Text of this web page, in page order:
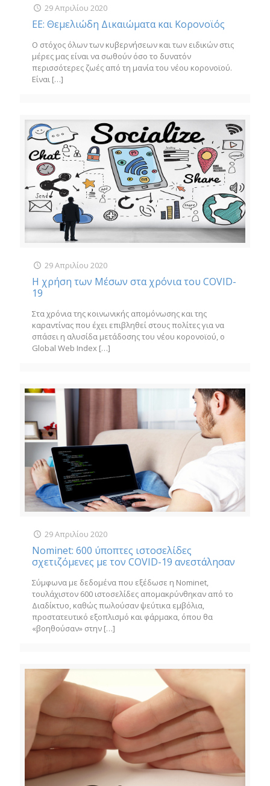
29 Απριλίου 2020
ΕΕ: Θεμελιώδη Δικαιώματα και Κορονοϊός
Ο στόχος όλων των κυβερνήσεων και των ειδικών στις
μέρες μας είναι να σωθούν όσο το δυνατόν
περισσότερες ζωές από τη μανία του νέου κορονοϊού.
Είναι […]
29 Απριλίου 2020
Η χρήση των Μέσων στα χρόνια του COVID-
19
Στα χρόνια της κοινωνικής απομόνωσης και της
καραντίνας που έχει επιβληθεί στους πολίτες για να
σπάσει η αλυσίδα μετάδοσης του νέου κορονοϊού, ο
Global Web Index […]
29 Απριλίου 2020
Nominet: 600 ύποπτες ιστοσελίδες
σχετιζόμενες με τον COVID-19 ανεστάλησαν
Σύμφωνα με δεδομένα που εξέδωσε η Nominet,
τουλάχιστον 600 ιστοσελίδες απομακρύνθηκαν από το
Διαδίκτυο, καθώς πωλούσαν ψεύτικα εμβόλια,
προστατευτικό εξοπλισμό και φάρμακα, όπου θα
«βοηθούσαν» στην […]